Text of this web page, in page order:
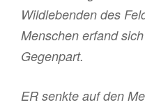
Wildlebenden des
Menschen erfand
Gegenpart.
ER senkte auf den